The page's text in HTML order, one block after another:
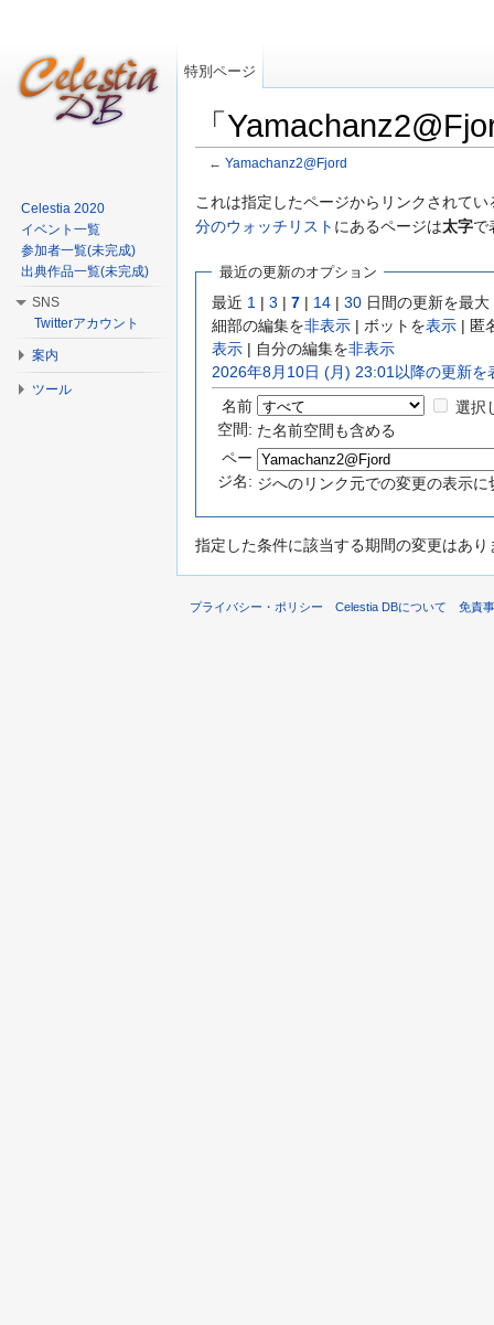
「
← Yamachanz2@Fjord
これは指定したページからリンクされて
分のウォッチリスト にあるページは太字で
最近の更新のオプション
最近 1 | 3 | 7 | 14 | 30 日間の更新を最大
細部の編集を非表示 | ボットを表示 | 匿
表示 | 自分の編集を非表示
2026年8月10日 (月) 23:01以降の更新を
名前
空間:
選択
た名前空間も含める
ペー
ジ名: ジへのリンク元での変更の表示に
指定した条件に該当する期間の変更はあり
特別ページ
Celestia 2020
イベント一覧
参加者一覧(未完成)
出典作品一覧(未完成)
SNS
Twitterアカウント
案内
ツール
プライバシー・ポリシー Celestia DBについて 免責